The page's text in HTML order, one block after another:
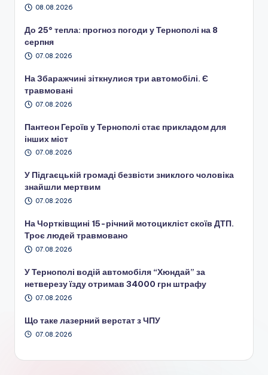
08.08.2026
До 25° тепла: прогноз погоди у Тернополі на 8
серпня
07.08.2026
На Збаражчині зіткнулися три автомобілі. Є
травмовані
07.08.2026
Пантеон Героїв у Тернополі стає прикладом для
інших міст
07.08.2026
У Підгаєцькій громаді безвісти зниклого чоловіка
знайшли мертвим
07.08.2026
На Чортківщині 15-річний мотоцикліст скоїв ДТП.
Троє людей травмовано
07.08.2026
У Тернополі водій автомобіля “Хюндай” за
нетверезу їзду отримав 34000 грн штрафу
07.08.2026
Що таке лазерний верстат з ЧПУ
07.08.2026